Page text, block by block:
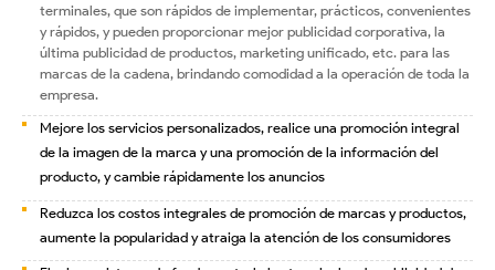
terminales, que son rápidos de implementar, prácticos, convenientes
y rápidos, y pueden proporcionar mejor publicidad corporativa, la
última publicidad de productos, marketing unificado, etc. para las
marcas de la cadena, brindando comodidad a la operación de toda la
empresa.
Mejore los servicios personalizados, realice una promoción integral
de la imagen de la marca y una promoción de la información del
producto, y cambie rápidamente los anuncios
Reduzca los costos integrales de promoción de marcas y productos,
aumente la popularidad y atraiga la atención de los consumidores